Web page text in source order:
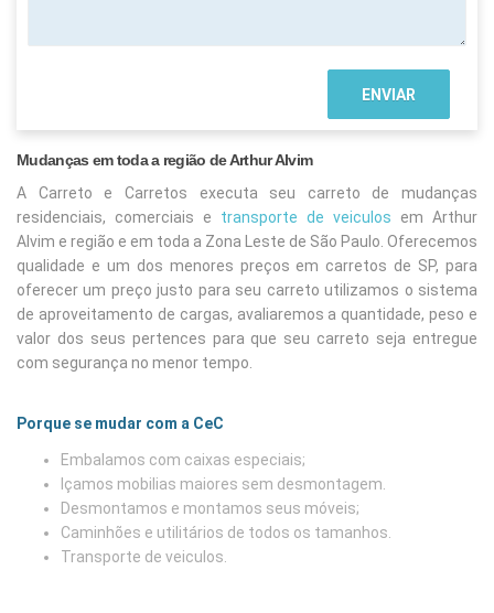
Mudanças em toda a região de Arthur Alvim
A Carreto e Carretos executa seu carreto de mudanças
residenciais, comerciais e transporte de veiculos em Arthur
Alvim e região e em toda a Zona Leste de São Paulo. Oferecemos
qualidade e um dos menores preços em carretos de SP, para
oferecer um preço justo para seu carreto utilizamos o sistema
de aproveitamento de cargas, avaliaremos a quantidade, peso e
valor dos seus pertences para que seu carreto seja entregue
com segurança no menor tempo.
Porque se mudar com a CeC
Embalamos com caixas especiais;
Içamos mobilias maiores sem desmontagem.
Desmontamos e montamos seus móveis;
Caminhões e utilitários de todos os tamanhos.
Transporte de veiculos.